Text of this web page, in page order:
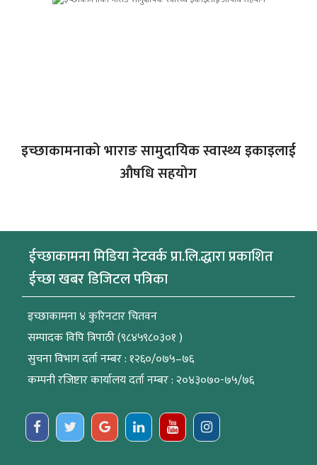
इच्छाकामनाको भाराङ सामुदायिक स्वास्थ्य इकाइलाई
औषधि सहयोग
ईच्छाकामना मिडिया नेटवर्क प्रा.लि.द्धारा प्रकाशित
ईच्छा खबर डिजिटल पत्रिका
इच्छाकामना ४ कुरिनटार चितवन
सम्पादक विपि त्रिपाठी (९८४५९८०३०१ )
सुचना विभाग दर्ता नम्बर : १२६०/०७५–७६
कम्पनी रजिष्टार कार्यालय दर्ता नम्बर : २०४३०७०-७५/७६